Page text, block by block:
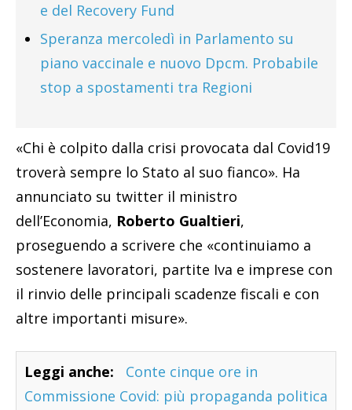
e del Recovery Fund
Speranza mercoledì in Parlamento su
piano vaccinale e nuovo Dpcm. Probabile
stop a spostamenti tra Regioni
«Chi è colpito dalla crisi provocata dal Covid19
troverà sempre lo Stato al suo fianco». Ha
annunciato su twitter il ministro
dell’Economia, Roberto Gualtieri,
proseguendo a scrivere che «continuiamo a
sostenere lavoratori, partite Iva e imprese con
il rinvio delle principali scadenze fiscali e con
altre importanti misure».
Leggi anche:
Conte cinque ore in
Commissione Covid: più propaganda politica